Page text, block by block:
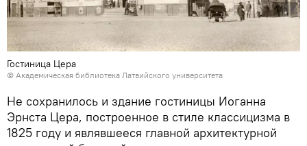
Гостиница Цера
© Академическая библиотека Латвийского университета
Не сохранилось и здание гостиницы Иоганна
Эрнста Цера, построенное в стиле классицизма в
1825 году и являвшееся главной архитектурной